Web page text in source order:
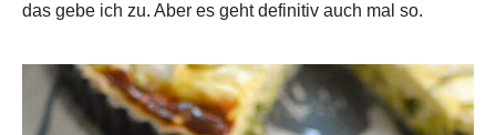
das gebe ich zu. Aber es geht definitiv auch mal so.